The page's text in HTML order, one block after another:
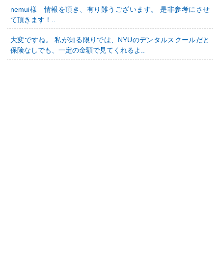
nemui様 情報を頂き、有り難うございます。 是非参考にさせ
て頂きます！..
大変ですね。 私が知る限りでは、NYUのデンタルスクールだと
保険なしでも、一定の金額で見てくれるよ..